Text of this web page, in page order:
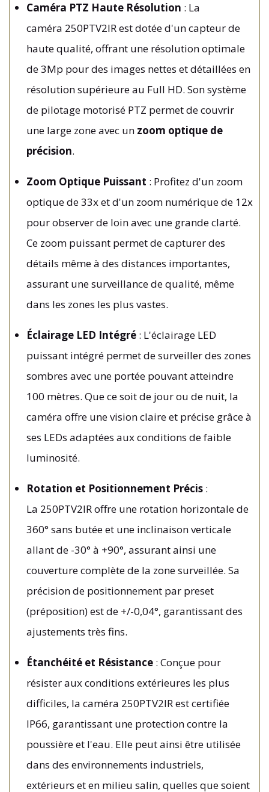
Caméra PTZ Haute Résolution : La
caméra 250PTV2IR est dotée d'un capteur de
haute qualité, offrant une résolution optimale
de 3Mp pour des images nettes et détaillées en
résolution supérieure au Full HD. Son système
de pilotage motorisé PTZ permet de couvrir
une large zone avec un zoom optique de
précision.
Zoom Optique Puissant : Profitez d'un zoom
optique de 33x et d'un zoom numérique de 12x
pour observer de loin avec une grande clarté.
Ce zoom puissant permet de capturer des
détails même à des distances importantes,
assurant une surveillance de qualité, même
dans les zones les plus vastes.
Éclairage LED Intégré : L'éclairage LED
puissant intégré permet de surveiller des zones
sombres avec une portée pouvant atteindre
100 mètres. Que ce soit de jour ou de nuit, la
caméra offre une vision claire et précise grâce à
ses LEDs adaptées aux conditions de faible
luminosité.
Rotation et Positionnement Précis :
La 250PTV2IR offre une rotation horizontale de
360° sans butée et une inclinaison verticale
allant de -30° à +90°, assurant ainsi une
couverture complète de la zone surveillée. Sa
précision de positionnement par preset
(préposition) est de +/-0,04°, garantissant des
ajustements très fins.
Étanchéité et Résistance : Conçue pour
résister aux conditions extérieures les plus
difficiles, la caméra 250PTV2IR est certifiée
IP66, garantissant une protection contre la
poussière et l'eau. Elle peut ainsi être utilisée
dans des environnements industriels,
extérieurs et en milieu salin, quelles que soient